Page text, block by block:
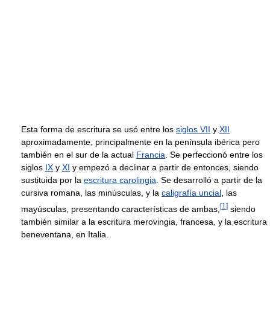
Esta forma de escritura se usó entre los siglos VII y XII
aproximadamente, principalmente en la península ibérica pero
también en el sur de la actual Francia . Se perfeccionó entre los
siglos IX y XI y empezó a declinar a partir de entonces, siendo
sustituida por la escritura carolingia . Se desarrolló a partir de la
cursiva romana, las minúsculas, y la caligrafía uncial , las
mayúsculas, presentando características de ambas, [1 ] siendo
también similar a la escritura merovingia, francesa, y la escritura
beneventana, en Italia.